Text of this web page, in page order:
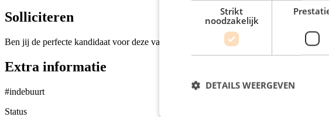
Solliciteren
Ben jij de perfecte kandidaat voor deze vacature en voldoe je aan de eisen? Klik dan
Extra informatie
#indebuurt
Status
Strikt
noodzakelijk
DETAILS WEERGEVEN